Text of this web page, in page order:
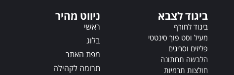
i
ביגוד לצבא
ביגוד לחורף
מעיל וסט פוך סינטטי
פליזים וסריגים
הלבשה תחתונה
חולצות תרמיות
ניווט מהיר
ראשי
בלוג
מפת האתר
תרומה לקהילה